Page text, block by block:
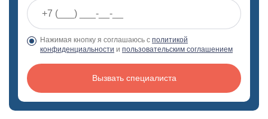
Нажимая кнопку я соглашаюсь с политикой
конфиденциальности и пользовательским соглашением
Вызвать специалиста